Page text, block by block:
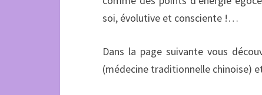
soi, évolutive et consciente !…
Dans la page suivante vous
(médecine traditionnelle chinoise)